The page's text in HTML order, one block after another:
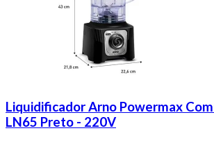
Liquidificador Arno Powermax
LN65 Preto - 220V